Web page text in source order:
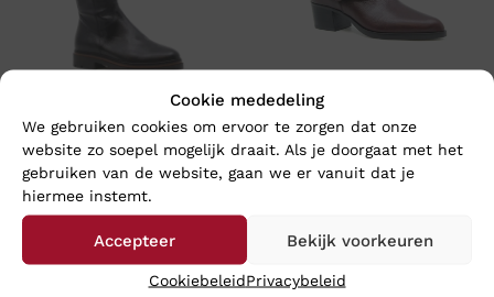
Cookie mededeling
We gebruiken cookies om ervoor te zorgen dat onze
website zo soepel mogelijk draait. Als je doorgaat met het
gebruiken van de website, gaan we er vanuit dat je
hiermee instemt.
Accepteer Bekijk voorkeuren
CookiebeleidPrivacybeleid
€219,95
DL SPORT LIA BORDO
€214,95